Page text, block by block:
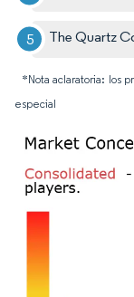
The Quartz
*Nota aclaratoria: los
especial